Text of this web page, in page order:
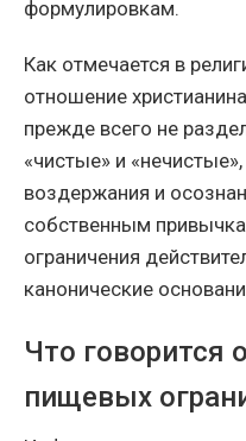
формулировкам.
Как отмечается в
отношение
прежде всего не
«чистые» и
воздержания и
собственным
ограничения
канонические
Что говорится
пищевых